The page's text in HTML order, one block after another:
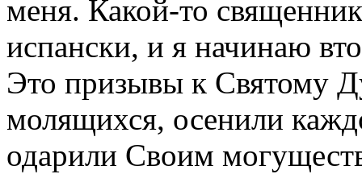
меня. Какой-то
испански, и я начинаю
Это призывы к Святому
молящихся, осенили
одарили Своим